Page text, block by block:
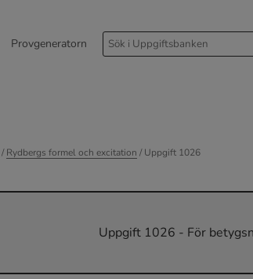
Provgeneratorn
/Rydbergs formel och excitation / Uppgift 1026
Uppgift 1026 - För